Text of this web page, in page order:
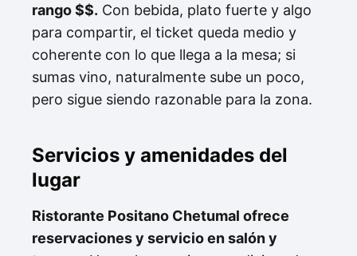
rango $$. Con bebida, plato fuerte y algo
para compartir, el ticket queda medio y
coherente con lo que llega a la mesa; si
sumas vino, naturalmente sube un poco,
pero sigue siendo razonable para la zona.
Servicios y amenidades del
lugar
Ristorante Positano Chetumal ofrece
reservaciones y servicio en salón y